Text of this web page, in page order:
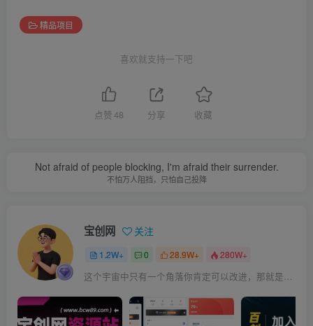
精品项目
喜欢就支持一下吧
点赞48 分享 收藏
Not afraid of people blocking, I'm afraid their surrender.
不怕万人阻挡，只怕自己投降
宝创网 关注
1.2W+ 0 28.9W+ 280W+
这个宇宙中只有一个角落你肯定可以改进，那就是你自己